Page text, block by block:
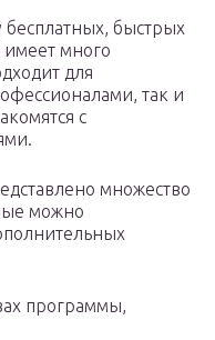
бесплатных, быстрых
много
для
так и
с
множество
можно
программы,